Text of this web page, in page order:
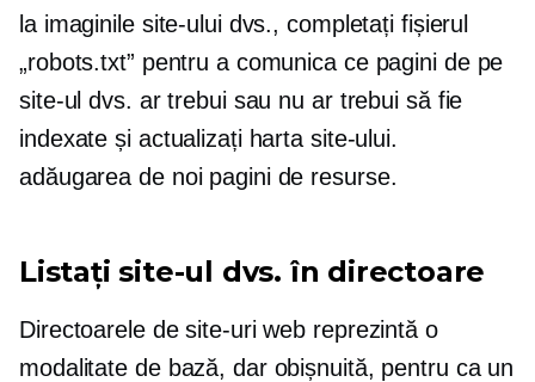
la imaginile site-ului dvs., completați fișierul
„robots.txt” pentru a comunica ce pagini de pe
site-ul dvs. ar trebui sau nu ar trebui să fie
indexate și actualizați harta site-ului.
adăugarea de noi pagini de resurse.
Listați site-ul dvs. în directoare
Directoarele de site-uri web reprezintă o
modalitate de bază, dar obișnuită, pentru ca un